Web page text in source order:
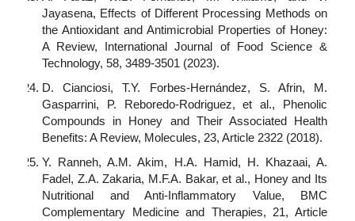
Jayasena, Effects of Different Processing Methods on
the Antioxidant and Antimicrobial Properties of Honey:
A Review, International Journal of Food Science &
Technology, 58, 3489-3501 (2023).
D. Cianciosi, T.Y. Forbes-Hernández, S. Afrin, M.
Gasparrini, P. Reboredo-Rodriguez, et al., Phenolic
Compounds in Honey and Their Associated Health
Benefits: A Review, Molecules, 23, Article 2322 (2018).
Y. Ranneh, A.M. Akim, H.A. Hamid, H. Khazaai, A.
Fadel, Z.A. Zakaria, M.F.A. Bakar, et al., Honey and Its
Nutritional and Anti-Inflammatory Value, BMC
Complementary Medicine and Therapies, 21, Article